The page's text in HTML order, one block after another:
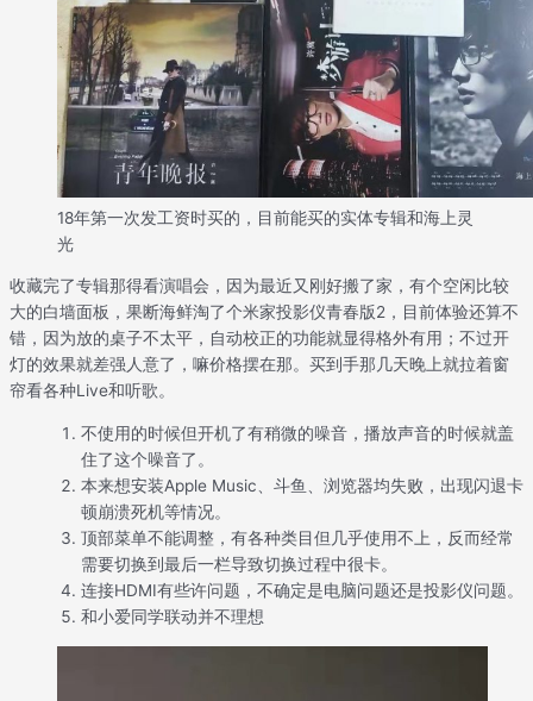
18年第一次发工资时买的，目前能买的实体专辑和海上灵
光
收藏完了专辑那得看演唱会，因为最近又刚好搬了家，有个空闲比较
大的白墙面板，果断海鲜淘了个米家投影仪青春版2，目前体验还算不
错，因为放的桌子不太平，自动校正的功能就显得格外有用；不过开
灯的效果就差强人意了，嘛价格摆在那。买到手那几天晚上就拉着窗
帘看各种Live和听歌。
不使用的时候但开机了有稍微的噪音，播放声音的时候就盖
住了这个噪音了。
本来想安装Apple Music、斗鱼、浏览器均失败，出现闪退卡
顿崩溃死机等情况。
顶部菜单不能调整，有各种类目但几乎使用不上，反而经常
需要切换到最后一栏导致切换过程中很卡。
连接HDMI有些许问题，不确定是电脑问题还是投影仪问题。
和小爱同学联动并不理想